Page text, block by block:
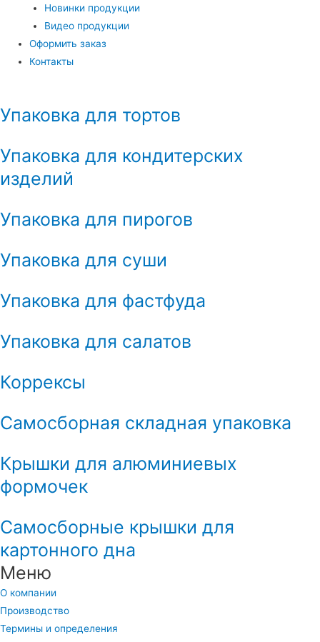
Новинки продукции
Видео продукции
Оформить заказ
Контакты
Упаковка для тортов
Упаковка для кондитерских
изделий
Упаковка для пирогов
Упаковка для суши
Упаковка для фастфуда
Упаковка для салатов
Коррексы
Самосборная складная упаковка
Крышки для алюминиевых
формочек
Самосборные крышки для
картонного дна
Меню
О компании
Производство
Термины и определения